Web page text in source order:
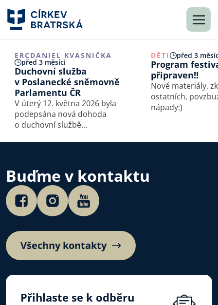
ERC DANIEL KVASNIČKA
před 3 měsíci
Duchovní služba
v Poslanecké sněmovně
Parlamentu ČR
V úterý 12. května 2026 byla
podepsána nová dohoda
o duchovní službě
DĚTI před 3
Program
připraven!!
Nové materiály,
ostatních,
nápady:)
Buďme v kontaktu
Všechny kontakty
Přihlaste se k odběru